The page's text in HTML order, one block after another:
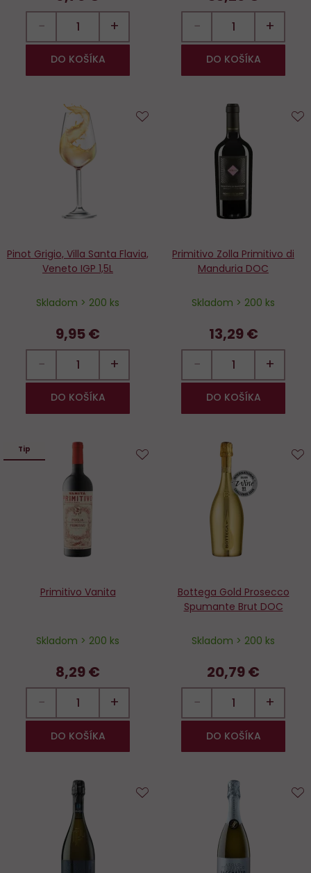
− +
DO KOŠÍKA
− +
DO KOŠÍKA
Pinot Grigio, Villa Santa Flavia,
Veneto IGP 1,5L
Skladom > 200 ks
9,95 €
− +
DO KOŠÍKA
Primitivo Zolla Primitivo di
Manduria DOC
Skladom > 200 ks
13,29 €
− +
DO KOŠÍKA
Tip
Primitivo Vanita
Skladom > 200 ks
8,29 €
− +
DO KOŠÍKA
Bottega Gold Prosecco
Spumante Brut DOC
Skladom > 200 ks
20,79 €
− +
DO KOŠÍKA